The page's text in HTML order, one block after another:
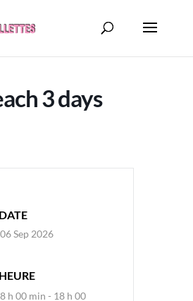
3 days
DATE
06 Sep 2026
HEURE
8 h 00 min - 18 h 00